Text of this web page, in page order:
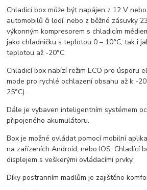
Chladicí box může být napájen z 12 V
automobilů či lodí, nebo z běžné zásuvky
výkonným kompresorem s chladicím
jako chladničku s teplotou 0 – 10°C, tak i
teplotou až -20°C.
Chladicí box nabízí režim ECO pro úsporu
mode pro rychlé ochlazení obsahu až k -
25°C).
Dále je vybaven inteligentním systémem
připojeného akumulátoru.
Box je možné ovládat pomocí mobilní
na zařízeních Android, nebo IOS. Chladící
displejem s veškerými ovládacími prvky.
Díky postranním madlům je zajištěno